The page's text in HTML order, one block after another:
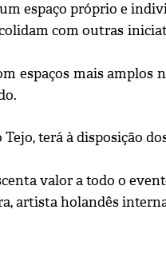
espaço próprio e
colidam com outras
espaços mais amplos
terá à disposição
valor a todo o
artista holandês